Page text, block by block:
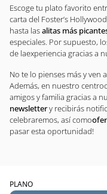
Escoge tu plato favorito
carta del Foster’s
hasta lasalitas más
especiales. Por supuesto,
de laexperiencia gracias a
No te lo pienses más y
Además, en nuestro
amigos y familia gracias a
newslettery recibirás
celebraremos, así como
pasar esta oportunidad!
PLANO